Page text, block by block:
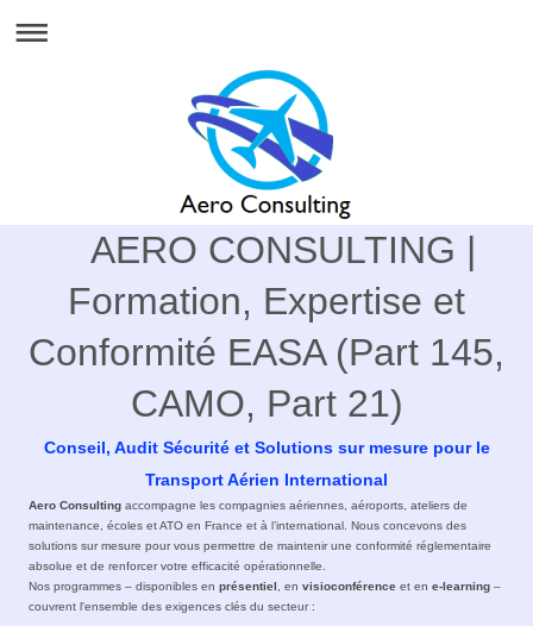
AERO CONSULTING |
Formation, Expertise et
Conformité EASA (Part 145,
CAMO, Part 21)
Conseil, Audit Sécurité et Solutions sur mesure pour le
Transport Aérien International
Aero Consulting accompagne les compagnies aériennes, aéroports, ateliers de
maintenance, écoles et ATO en France et à l’international. Nous concevons des
solutions sur mesure pour vous permettre de maintenir une conformité réglementaire
absolue et de renforcer votre efficacité opérationnelle.
Nos programmes – disponibles en présentiel , en visioconférence et en e-learning –
couvrent l'ensemble des exigences clés du secteur :